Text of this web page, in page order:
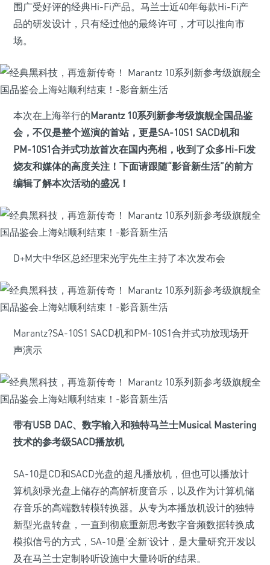
围广受好评的经典Hi-Fi产品。马兰士近40年每款Hi-Fi产
品的研发设计，只有经过他的最终许可，才可以推向市
场。
本次在上海举行的Marantz 10系列新参考级旗舰全国品鉴
会，不仅是整个巡演的首站，更是SA-10S1 SACD机和
PM-10S1合并式功放首次在国内亮相，收到了众多Hi-Fi发
烧友和媒体的高度关注！下面请跟随“影音新生活”的前方
编辑了解本次活动的盛况！
D+M大中华区总经理宋光宇先生主持了本次发布会
Marantz?SA-10S1 SACD机和PM-10S1合并式功放现场开
声演示
带有USB DAC、数字输入和独特马兰士Musical Mastering
技术的参考级SACD播放机
SA-10是CD和SACD光盘的超凡播放机，但也可以播放计
算机刻录光盘上储存的高解析度音乐，以及作为计算机储
存音乐的高端数转模转换器。从专为本播放机设计的独特
新型光盘转盘，一直到彻底重新思考数字音频数据转换成
模拟信号的方式，SA-10是‘全新’设计，是大量研究开发以
及在马兰士定制聆听设施中大量聆听的结果。